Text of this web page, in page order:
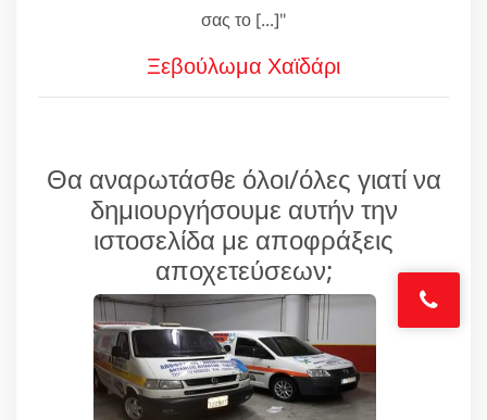
σας το [...]"
Ξεβούλωμα Χαϊδάρι
Θα αναρωτάσθε όλοι/όλες γιατί να
δημιουργήσουμε αυτήν την
ιστοσελίδα με αποφράξεις
αποχετεύσεων;